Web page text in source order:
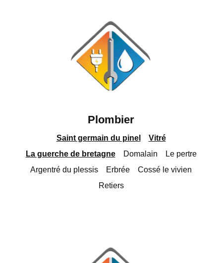
Plombier
Saint germain du pinel
Vitré
La guerche de bretagne
Domalain
Le pertre
Argentré du plessis
Erbrée
Cossé le vivien
Retiers